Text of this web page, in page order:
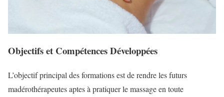
Objectifs et Compétences Développées
L’objectif principal des formations est de rendre les futurs
madérothérapeutes aptes à pratiquer le massage en toute